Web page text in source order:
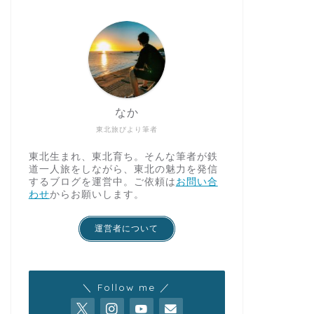
東北旅びより筆者
なか
東北生まれ、東北育ち。そんな筆者が鉄
道一人旅をしながら、東北の魅力を発信
するブログを運営中。ご依頼は お問い合
わせからお願いします。
運営者について
＼ Follow me ／